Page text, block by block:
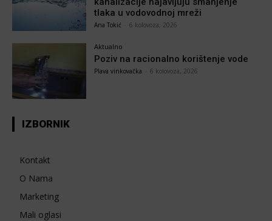
tlaka u vodovodnoj mreži
Ana Tokić 6 kolovoza, 2026
Aktualno
Poziv na racionalno korištenje vode
Plava vinkovačka 6 kolovoza, 2026
IZBORNIK
Kontakt
O Nama
Marketing
Mali oglasi